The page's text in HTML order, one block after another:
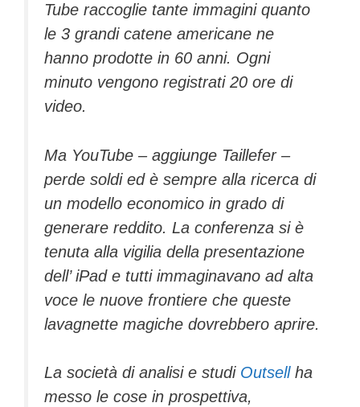
Tube raccoglie tante immagini quanto
le 3 grandi catene americane ne
hanno prodotte in 60 anni. Ogni
minuto vengono registrati 20 ore di
video.
Ma YouTube – aggiunge Taillefer –
perde soldi ed è sempre alla ricerca di
un modello economico in grado di
generare reddito. La conferenza si è
tenuta alla vigilia della presentazione
dell’ iPad e tutti immaginavano ad alta
voce le nuove frontiere che queste
lavagnette magiche dovrebbero aprire.
La società di analisi e studi Outsellha
messo le cose in prospettiva,